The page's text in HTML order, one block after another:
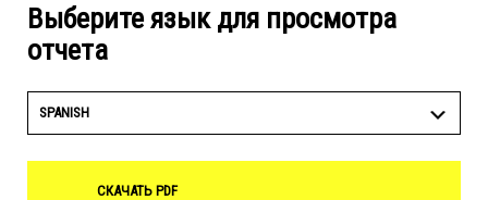
Выберите язык для просмотра
отчета
SPANISH
СКАЧАТЬ PDF